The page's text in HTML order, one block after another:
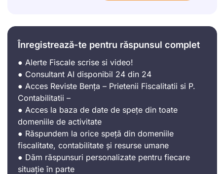
Înregistrează-te pentru răspunsul complet
● Alerte Fiscale scrise si video!
● Consultant AI disponibil 24 din 24
● Acces Reviste Bența – Prietenii Fiscalitatii si P.
Contabilitatii –
● Acces la baza de date de spețe din toate
domeniile de activitate
● Răspundem la orice speță din domeniile
fiscalitate, contabilitate și resurse umane
● Dăm răspunsuri personalizate pentru fiecare
situație în parte